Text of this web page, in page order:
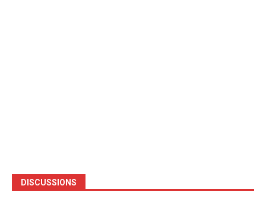
DISCUSSIONS